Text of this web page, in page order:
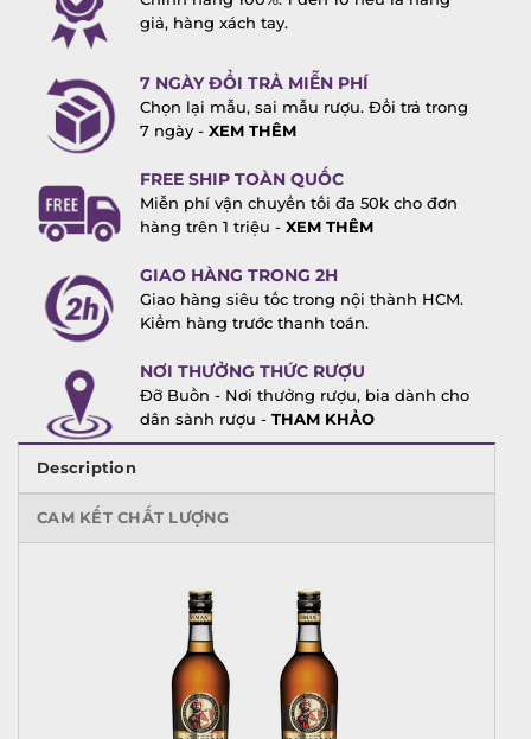
giả, hàng xách tay.
7 NGÀY ĐỔI TRẢ MIỄN PHÍ
Chọn lại mẫu, sai mẫu rượu. Đổi trả trong
7 ngày - XEM THÊM
FREE SHIP TOÀN QUỐC
Miễn phí vận chuyển tối đa 50k cho đơn
hàng trên 1 triệu - XEM THÊM
GIAO HÀNG TRONG 2H
Giao hàng siêu tốc trong nội thành HCM.
Kiểm hàng trước thanh toán.
NƠI THƯỞNG THỨC RƯỢU
Đỡ Buồn - Nơi thưởng rượu, bia dành cho
dân sành rượu - THAM KHẢO
Description
CAM KẾT CHẤT LƯỢNG